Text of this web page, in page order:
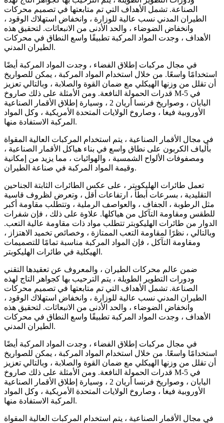
الصناعة. تشمل الأهداف التي تم متابعتها في تصميم محركات
الطيران المدني نسب عالية للوزارة ، وانخفاض استهلاك الوقود ،
وانخفاض الضوضاء ، والحد الأدنى من الانبعاثات. لتحقيق هذه
الأهداف ، وجدت المواد المركبة تطبيقًا واسع النطاق في محركات
الطيران المدني.
في مجال مركبات إطلاق الفضاء ، وجدت المواد المركبة أيضًا
استخدامًا واسعًا. من خلال استخدام المواد المركبة ، يمكن للصواريخ
أن تقلل من وزنها الهيكلي مع ضمان القوة والصلابة ، وبالتالي تعزيز
قدرات الحمولة النافعة. ومن الأمثلة على ذلك صاروخ M-5 في
اليابان ، وصواريخ فرنسا أريان 2 ، وسيارة إطلاق الأقمار الصناعية
الأوروبية فيغا ، وصاروخ الولايات المتحدة الأمريكية ، وكل المواد
المركبة الاستفادة منها.
في مجال الأقمار الصناعية ، يتم استخدام المركبات العالية المقواة
بألياف الكربون على نطاق واسع في بناء هياكل الأقمار الصناعية ،
ومصفوفات الألواح الشمسية ، والهوائيات ، مما يزيد من إمكانية
وقيمة المواد المركبة في صناعة الطيران.
تعمل طائرات الهليكوبتر ، على عكس الطائرات الثابتة الجناحين
التقليدية ، بسرعات أبطأ ، ارتفاعات أقل ، وتعرض لظروف قاسية
مثل الرطوبة ، الجفاف ، والعواصف الرملية ، وتتطلب مقاومة أكبر
للطقس ومقاومة التآكل من هياكلها. علاوة على ذلك ، فإن شفرات
الدوار من طائرات الهليكوبتر تتطلب مواد ذات مقاومة عالية التعب.
وبالتالي ، نظرًا لمقاومة التعب الممتازة ، وخصائص تخميد الاهتزاز ،
ومقاومة التآكل ، فإن المواد المركبة مناسبة تمامًا للتصميمات
الهيكلية في طائرات الهليكوبتر.
ضمن عالم محركات الطيران ، والمعروف عن تعقيدها التقني
ودورات التطوير الطويلة ، يتم الترحيب بها كجواهر التاج لهذه
الصناعة. تشمل الأهداف التي تم متابعتها في تصميم محركات
الطيران المدني نسب عالية للوزارة ، وانخفاض استهلاك الوقود ،
وانخفاض الضوضاء ، والحد الأدنى من الانبعاثات. لتحقيق هذه
الأهداف ، وجدت المواد المركبة تطبيقًا واسع النطاق في محركات
الطيران المدني.
في مجال مركبات إطلاق الفضاء ، وجدت المواد المركبة أيضًا
استخدامًا واسعًا. من خلال استخدام المواد المركبة ، يمكن للصواريخ
أن تقلل من وزنها الهيكلي مع ضمان القوة والصلابة ، وبالتالي تعزيز
قدرات الحمولة النافعة. ومن الأمثلة على ذلك صاروخ M-5 في
اليابان ، وصواريخ فرنسا أريان 2 ، وسيارة إطلاق الأقمار الصناعية
الأوروبية فيغا ، وصاروخ الولايات المتحدة الأمريكية ، وكل المواد
المركبة الاستفادة منها.
في مجال الأقمار الصناعية ، يتم استخدام المركبات العالية المقواة